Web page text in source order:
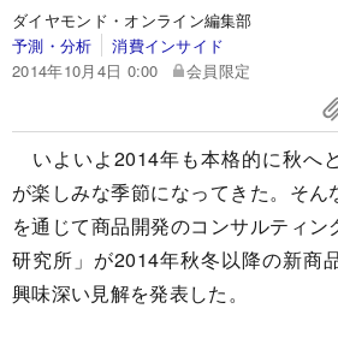
ダイヤモンド・オンライン編集部
予測・分析
消費インサイド
2014年10月4日 0:00
会員限定
いよいよ2014年も本格的に秋へ
が楽しみな季節になってきた。そ
を通じて商品開発のコンサルティ
研究所」が2014年秋冬以降の新商
興味深い見解を発表した。